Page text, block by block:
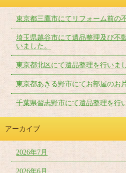
東京都三鷹市にてリフォーム前の
埼玉県越谷市にて遺品整理及び不
いました。
東京都北区にて遺品整理を行いま
東京都あきる野市にてお部屋のお
千葉県習志野市にて遺品整理を行
アーカイブ
2026年7月
2026年6月